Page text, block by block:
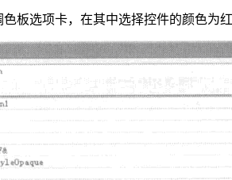
板选项卡，在其中选择控件的颜色为